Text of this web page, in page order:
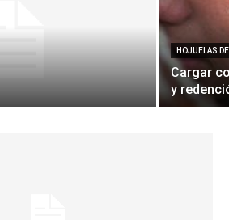
HOJUELAS
Cargar
y